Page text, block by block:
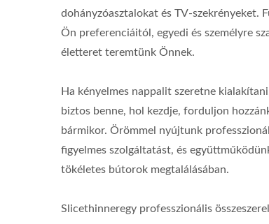
dohányzóasztalokat és TV-szekrényeket.
Ön preferenciáitól, egyedi és személyre
életteret teremtünk Önnek.
Ha kényelmes nappalit szeretne
biztos benne, hol kezdje, forduljon
bármikor. Örömmel nyújtunk
figyelmes szolgáltatást, és
tökéletes bútorok megtalálásában.
Slicethinneregy professzionális